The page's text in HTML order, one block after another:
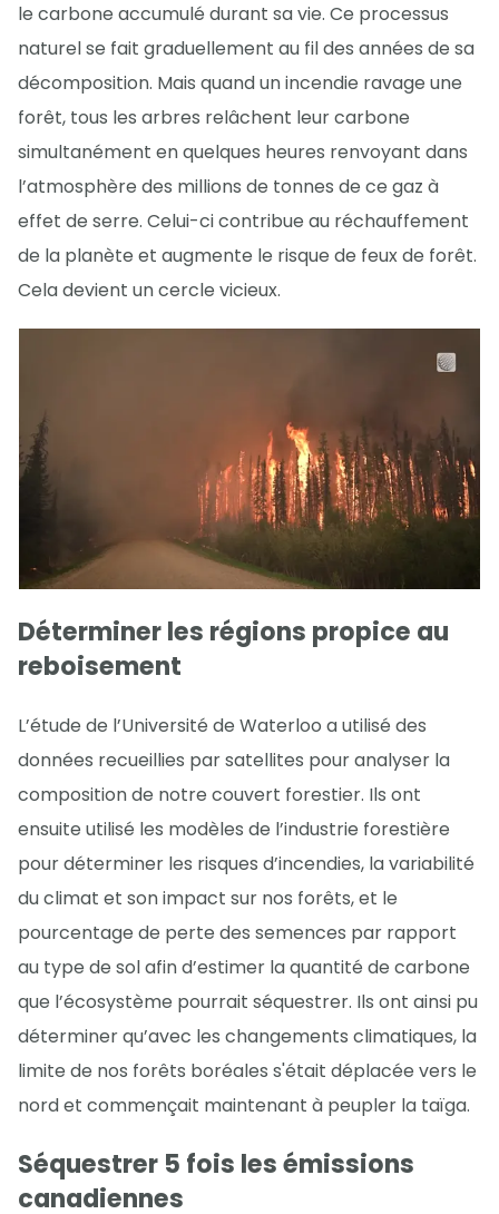
le carbone accumulé durant sa vie. Ce processus
naturel se fait graduellement au fil des années de sa
décomposition. Mais quand un incendie ravage une
forêt, tous les arbres relâchent leur carbone
simultanément en quelques heures renvoyant dans
l’atmosphère des millions de tonnes de ce gaz à
effet de serre. Celui-ci contribue au réchauffement
de la planète et augmente le risque de feux de forêt.
Cela devient un cercle vicieux.
Déterminer les régions propice au
reboisement
L’étude de l’Université de Waterloo a utilisé des
données recueillies par satellites pour analyser la
composition de notre couvert forestier. Ils ont
ensuite utilisé les modèles de l’industrie forestière
pour déterminer les risques d’incendies, la variabilité
du climat et son impact sur nos forêts, et le
pourcentage de perte des semences par rapport
au type de sol afin d’estimer la quantité de carbone
que l’écosystème pourrait séquestrer. Ils ont ainsi pu
déterminer qu’avec les changements climatiques, la
limite de nos forêts boréales s'était déplacée vers le
nord et commençait maintenant à peupler la taïga.
Séquestrer 5 fois les émissions
canadiennes